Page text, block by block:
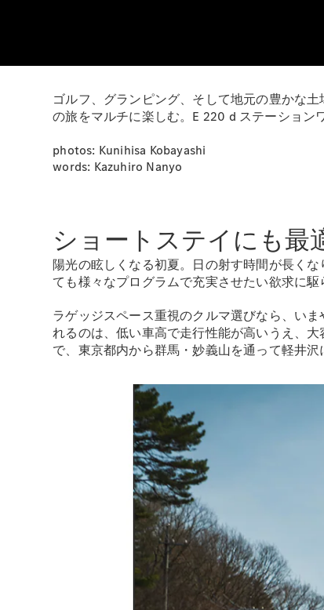
ゴルフ、グランピング、そして地元の豊かな
の旅をマルチに楽しむ。E 220 d ステーション
photos: Kunihisa Kobayashi
words: Kazuhiro Nanyo
ショートステイにも最
陽光の眩しくなる初夏。日の射す時間が長く
ても様々なプログラムで充実させたい欲求に駆
ラゲッジスペース重視のクルマ選びなら、い
れるのは、低い車高で走行性能が高いうえ、
で、東京都内から群馬・妙義山を通って軽井沢